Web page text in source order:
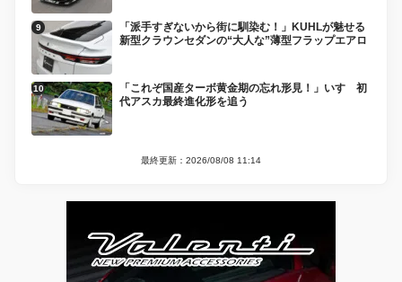
「派手すぎないから街に馴染む！」KUHLが魅せる
新型クラウンセダンの“大人な”薄型フラップエアロ
「これぞ国産ターボ黄金期の忘れ形見！」いすゞ初
代アスカ最終進化形を追う
最終更新：2026/08/08 11:14